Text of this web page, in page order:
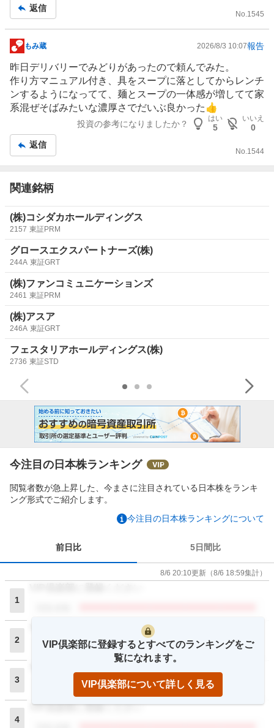
返信
No.1545
掲
示
板
記
事
もみ蔵 2026/8/3 10:07報告
昨日デリバリーでみどりがあったので頼んでみた。
作り方マニュアル付き、具をスープに落としてからレンチ
ンするようになってて、麺とスープの一体感が増してて家
系混ぜそばみたいな濃厚さでだいぶ良かった👍
投資の参考になりましたか？
はい
5
いいえ
0
返信
No. 1544
関連銘柄
(株)コシダカホールディングス
2157 東証PRM
グロースエクスパートナーズ(株)
244A 東証GRT
(株)ファンコミュニケーションズ
2461 東証PRM
(株)アスア
246A 東証GRT
フェスタリアホールディングス(株)
2736 東証STD
今注目の日本株ランキング
閲覧者数が急上昇した、今まさに注目されている日本株をランキ
ング形式でご紹介します。
今注目の日本株ランキングについて
前日比 5日間比
8/6 20:10更新 （8/6 18:59集計）
1
2
VIP倶楽部に登録ください
閲覧者数
3
4
VIP倶楽部に登録ください
VIP倶楽部に登録するとすべてのランキングをご
覧になれます。
VIP倶楽部について詳しく見る